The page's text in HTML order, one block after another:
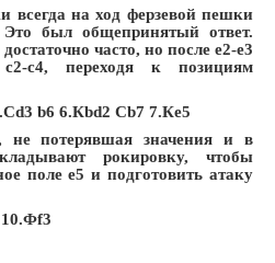
всегда на ход ферзевой пешки
был общепринятый ответ.
часто, но после е2-е3
с4, переходя к позициям
Сd3 b6 6.Кbd2 Сb7 7.Кe5
не потерявшая значения и в
рокировку, чтобы
поле е5 и подготовить атаку
10.Фf3